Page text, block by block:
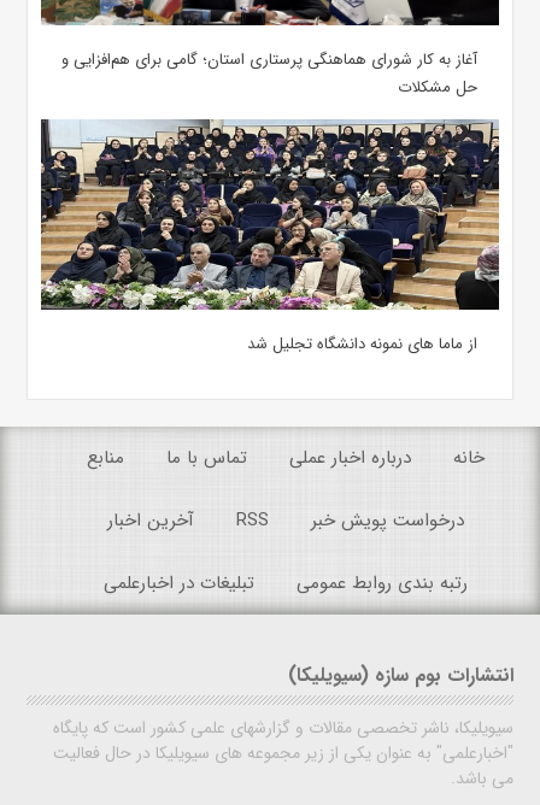
آغاز به کار شورای هماهنگی پرستاری استان؛ گامی برای هم‌افزایی و
حل مشکلات
از ماما های نمونه دانشگاه تجلیل شد
خانه درباره اخبار عملی تماس با ما منابع
درخواست پویش خبر RSS آخرین اخبار
رتبه بندی روابط عمومی تبلیغات در اخبارعلمی
انتشارات بوم سازه (سیویلیکا)
سیویلیکا، ناشر تخصصی مقالات و گزارشهای علمی کشور است که پایگاه
"اخبارعلمی" به عنوان یکی از زیر مجموعه های سیویلیکا در حال فعالیت
می باشد.